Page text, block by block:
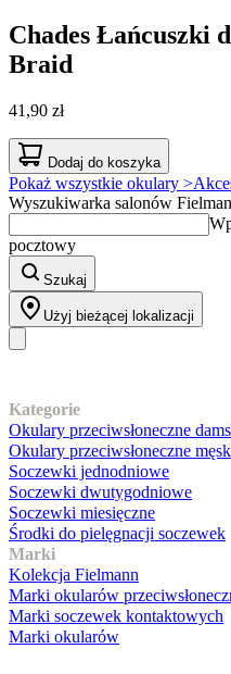
Chades Łańcuszki
Braid
41,90 zł
Dodaj do koszyka
Pokaż wszystkie okulary >
Wyszukiwarka salonów
pocztowy
Szukaj
Użyj bieżącej lokalizacji
Kategorie
Okulary przeciwsłoneczne
Okulary przeciwsłoneczne
Soczewki jednodniowe
Soczewki dwutygodniowe
Soczewki miesięczne
Środki do pielęgnacji soczewek
Marki
Kolekcja Fielmann
Marki okularów
Marki soczewek kontaktowych
Marki okularów